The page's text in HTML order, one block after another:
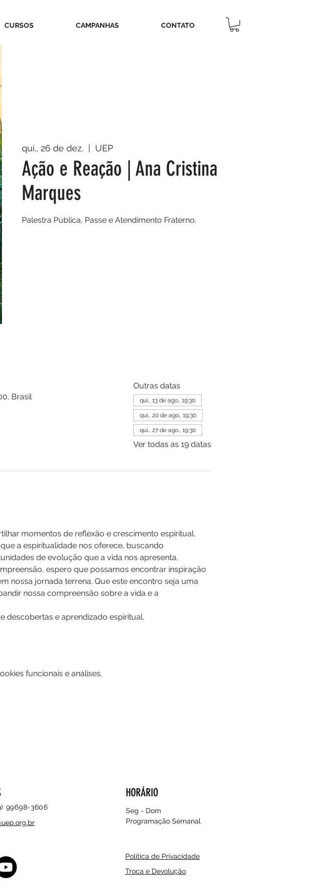
CURSOS CAMPANHAS CONTATO
qui., 26 de dez. UEP
Ação e Reação | Ana Cristina
Marques
Palestra Pública, Passe e Atendimento Fraterno.
Brasil
Outras datas
qui., 13 de ago., 19:30
qui., 20 de ago., 19:30
qui., 27 de ago., 19:30
Ver todas as 19 datas
momentos de reflexão e crescimento espiritual.
a espiritualidade nos oferece, buscando
de evolução que a vida nos apresenta.
espero que possamos encontrar inspiração
nossa jornada terrena. Que este encontro seja uma
nossa compreensão sobre a vida e a
descobertas e aprendizado espiritual.
funcionais e análises.
99698-3606
HORÁRIO
Seg - Dom
Programação Semanal
Política de Privacidade
Troca e Devolução